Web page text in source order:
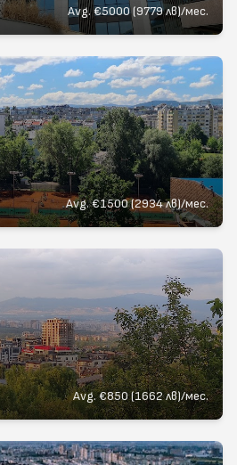
Avg.€5000 (9779 лв)/мес.
Avg.€1500 (2934 лв)/мес.
Avg.€850 (1662 лв)/мес.